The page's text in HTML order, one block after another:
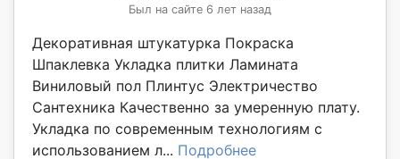
Был на сайте 6 лет назад
Декоративная штукатурка Покраска
Шпаклевка Укладка плитки Ламината
Виниловый пол Плинтус Электричество
Сантехника Качественно за умеренную плату.
Укладка по современным технологиям с
использованием л... Подробнее